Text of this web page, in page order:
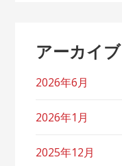
アーカイブ
2026年6月
2026年1月
2025年12月